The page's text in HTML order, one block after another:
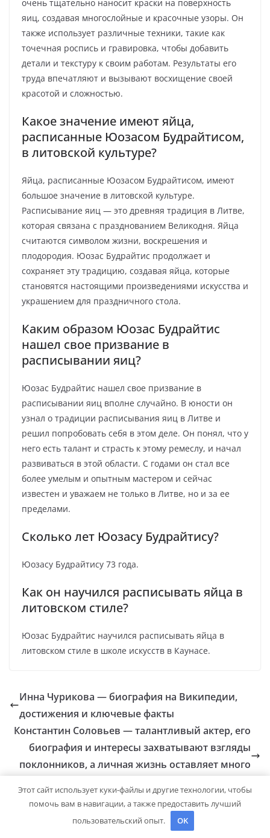
очень тщательно наносит краски на поверхность
яиц, создавая многослойные и красочные узоры. Он
также использует различные техники, такие как
точечная роспись и гравировка, чтобы добавить
детали и текстуру к своим работам. Результаты его
труда впечатляют и вызывают восхищение своей
красотой и сложностью.
Какое значение имеют яйца,
расписанные Юозасом Будрайтисом,
в литовской культуре?
Яйца, расписанные Юозасом Будрайтисом, имеют
большое значение в литовской культуре.
Расписывание яиц — это древняя традиция в Литве,
которая связана с празднованием Великодня. Яйца
считаются символом жизни, воскрешения и
плодородия. Юозас Будрайтис продолжает и
сохраняет эту традицию, создавая яйца, которые
становятся настоящими произведениями искусства и
украшением для праздничного стола.
Каким образом Юозас Будрайтис
нашел свое призвание в
расписывании яиц?
Юозас Будрайтис нашел свое призвание в
расписывании яиц вполне случайно. В юности он
узнал о традиции расписывания яиц в Литве и
решил попробовать себя в этом деле. Он понял, что у
него есть талант и страсть к этому ремеслу, и начал
развиваться в этой области. С годами он стал все
более умелым и опытным мастером и сейчас
известен и уважаем не только в Литве, но и за ее
пределами.
Сколько лет Юозасу Будрайтису?
Юозасу Будрайтису 73 года.
Как он научился расписывать яйца в
литовском стиле?
Юозас Будрайтис научился расписывать яйца в
литовском стиле в школе искусств в Каунасе.
Инна Чурикова — биография на Википедии,
достижения и ключевые факты
Константин Соловьев — талантливый актер, его
биография и интересы захватывают взгляды
поклонников, а личная жизнь оставляет много
Этот сайт использует куки-файлы и другие технологии, чтобы
помочь вам в навигации, а также предоставить лучший
пользовательский опыт.
OK